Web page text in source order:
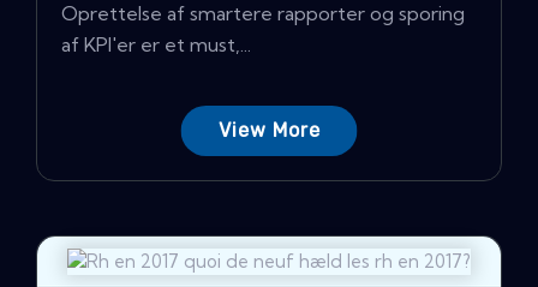
Oprettelse af smartere rapporter og sporing
af KPI'er er et must,...
View More